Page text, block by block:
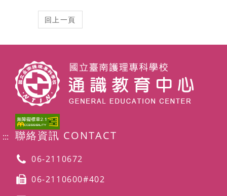
::: 聯絡資訊 CONTACT
06-2110672
06-2110600#402